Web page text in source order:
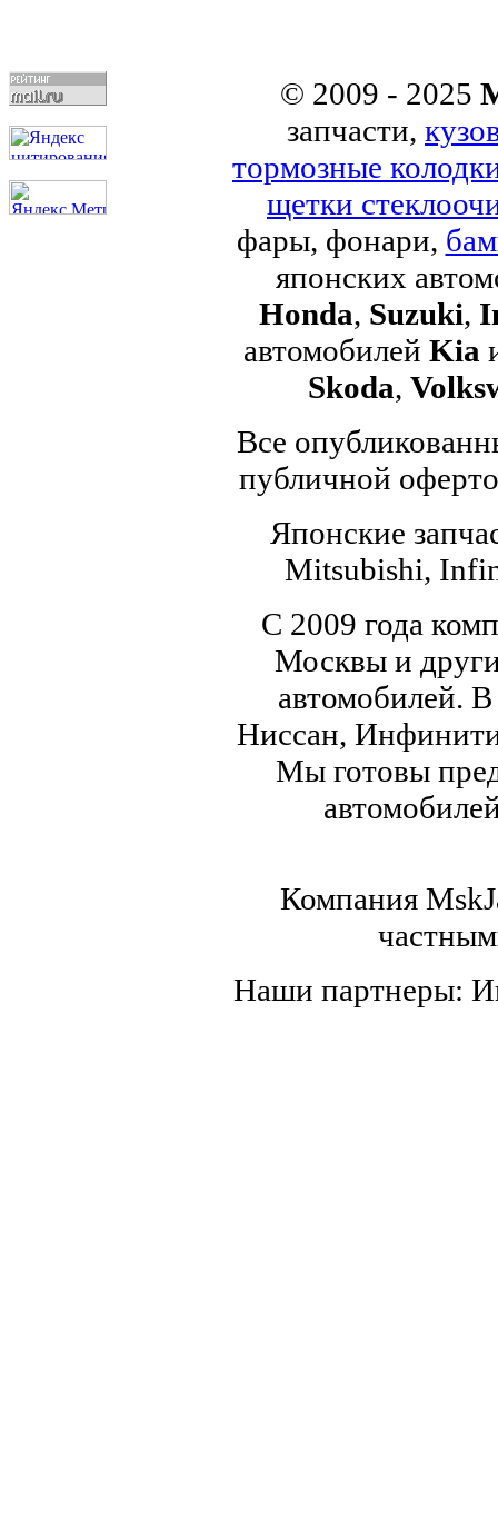
© 2009 - 2025
запчасти,
тормозные
щетки
фары, фонари,
японских
Honda, Suzuki,
автомобилей Kia
Skoda,
Все
публичной
Японские
Mitsubishi,
С 2009 года
Москвы и
автомобилей.
Ниссан,
Мы готовы
Компания
Наши партнеры: